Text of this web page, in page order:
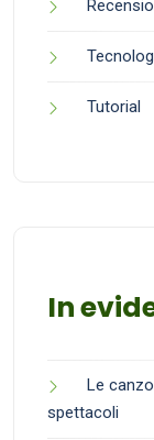
Tutorial
In
Le
spettacoli